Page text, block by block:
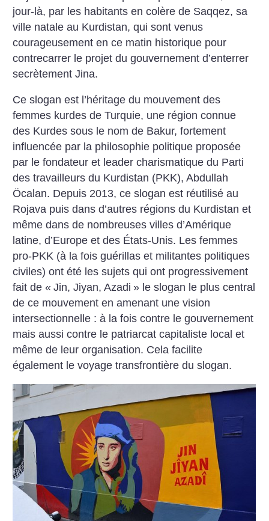
jour-là, par les habitants en colère de Saqqez, sa
ville natale au Kurdistan, qui sont venus
courageusement en ce matin historique pour
contrecarrer le projet du gouvernement d’enterrer
secrètement Jina.
Ce slogan est l’héritage du mouvement des
femmes kurdes de Turquie, une région connue
des Kurdes sous le nom de Bakur, fortement
influencée par la philosophie politique proposée
par le fondateur et leader charismatique du Parti
des travailleurs du Kurdistan (PKK), Abdullah
Öcalan. Depuis 2013, ce slogan est réutilisé au
Rojava puis dans d’autres régions du Kurdistan et
même dans de nombreuses villes d’Amérique
latine, d’Europe et des États-Unis. Les femmes
pro-PKK (à la fois guérillas et militantes politiques
civiles) ont été les sujets qui ont progressivement
fait de « Jin, Jiyan, Azadi » le slogan le plus central
de ce mouvement en amenant une vision
intersectionnelle : à la fois contre le gouvernement
mais aussi contre le patriarcat capitaliste local et
même de leur organisation. Cela facilite
également le voyage transfrontière du slogan.